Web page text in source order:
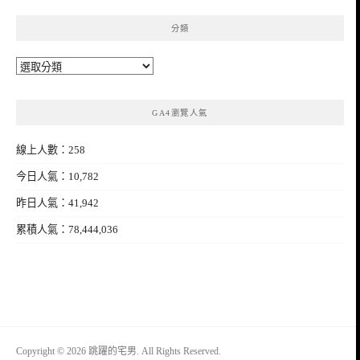
分類
分
GA4瀏覽人氣
線上人數：258
今日人氣：10,782
昨日人氣：41,942
累積人氣：78,444,036
Copyright © 2026 跳躍的宅男. All Rights Reserved.